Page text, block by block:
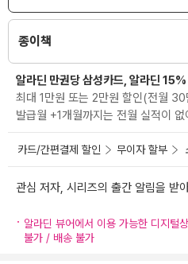
종이책
알라딘 만권당 삼성카드, 알라딘
최대 1만원 또는 2만원 할인(전월
발급월 +1개월까지는 전월 실적이
카드/간편결제 할인 무이자 할부
관심 저자, 시리즈의 출간 알림을 받
알라딘 뷰어에서 이용 가능한 디지털
불가 / 배송 불가